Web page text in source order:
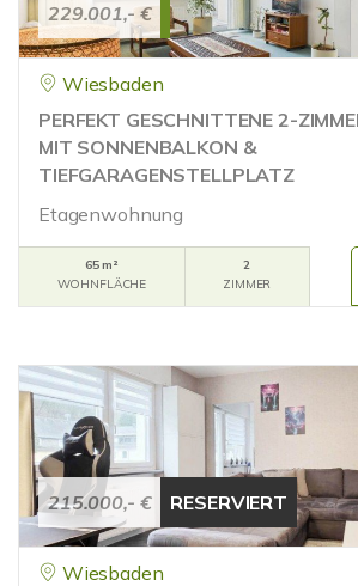
229.001,- €
Wiesbaden
PERFEKT GESCHNITTENE 2-
MIT SONNENBALKON &
TIEFGARAGENSTELLPLATZ
Etagenwohnung
65 m²
WOHNFLÄCHE
2
ZIMMER
215.000,- € RESERVIERT
Wiesbaden